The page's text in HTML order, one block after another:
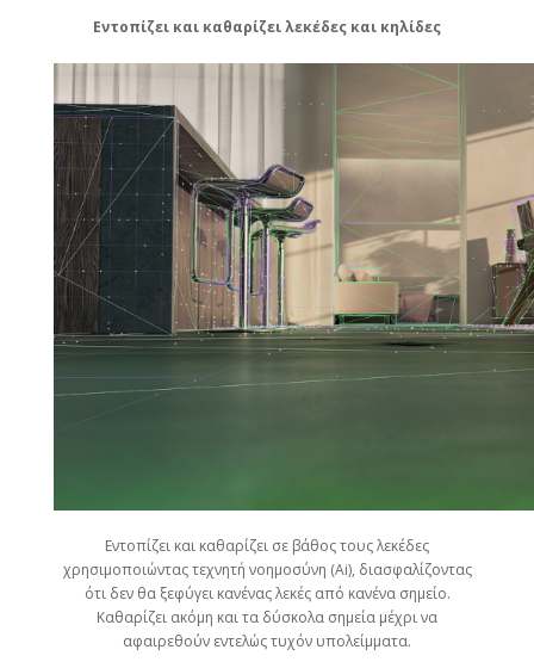
Εντοπίζει και καθαρίζει λεκέδες και κηλίδες
Εντοπίζει και καθαρίζει σε βάθος τους λεκέδες
χρησιμοποιώντας τεχνητή νοημοσύνη (Ai), διασφαλίζοντας
ότι δεν θα ξεφύγει κανένας λεκές από κανένα σημείο.
Καθαρίζει ακόμη και τα δύσκολα σημεία μέχρι να
αφαιρεθούν εντελώς τυχόν υπολείμματα.